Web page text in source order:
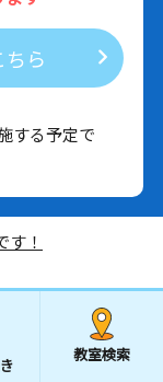
ら
する予定で
！
教室検索